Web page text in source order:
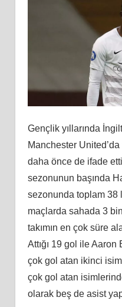
Gençlik yıllarında
Manchester
daha önce de ifade
sezonunun başında
sezonunda toplam 38
maçlarda sahada 3
takımın en çok süre
Attığı 19 gol ile Aaron
çok gol atan ikinci
çok gol atan
olarak beş de asist